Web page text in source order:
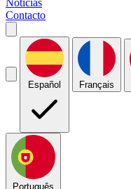
Contacto
Español Français
Português